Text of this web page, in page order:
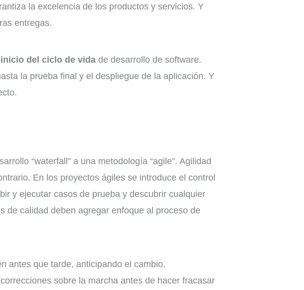
la excelencia de los productos y servicios. Y
entregas.
del ciclo de vida de desarrollo de software.
la prueba final y el despliegue de la aplicación. Y
“waterfall” a una metodología “agile”. Agilidad
En los proyectos ágiles se introduce el control
y ejecutar casos de prueba y descubrir cualquier
de calidad deben agregar enfoque al proceso de
antes que tarde, anticipando el cambio,
sobre la marcha antes de hacer fracasar